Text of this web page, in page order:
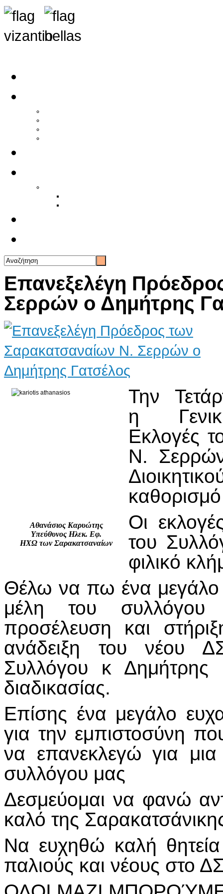
Επανεξελέγη
Σερρών ο Δημήτρης
Αθανάσιος Καρυώτης
Υπεύθυνος Ηλεκ. Εφ.
ΗΧΩ των Σαρακατσαναίων
Την
η
Εκλογές
Ν.
Οι
του
φιλικό
Θέλω να πω ένα μεγάλο
μέλη του συλλόγου
προσέλευση και
ανάδειξη του νέου
Συλλόγου κ Δημήτρης
διαδικασίας.
Επίσης ένα μεγάλο
για την εμπιστοσύνη
να επανεκλεγώ για
συλλόγου μας
Δεσμεύομαι να φανώ
καλό της
Να ευχηθώ καλή
παλιούς και νέους στο